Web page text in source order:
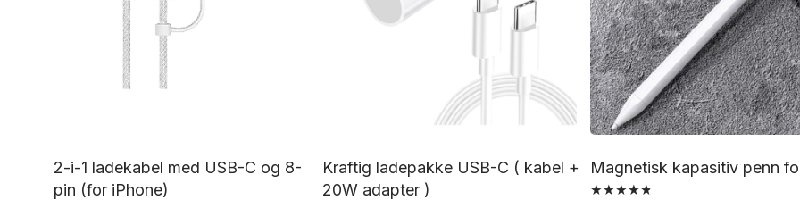
2-i-1 ladekabel med USB-C og 8-
pin (for iPhone)
Kraftig ladepakke USB-C ( kabel +
20W adapter )
Magnetisk kapasitiv penn